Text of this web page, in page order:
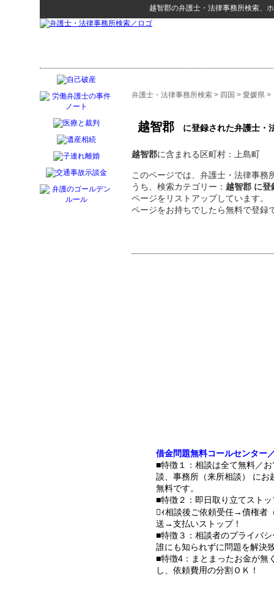
越智郡の弁護士・法律事務所検索、
弁護士・法律事務所検索 > 四国 > 愛媛県 >
越智郡 に登録された弁護士・
越智郡に含まれる区町村：上島町
このページでは、弁護士・法律事務
うち、検索カテゴリー： 越智郡 に登
ページをリストアップしています
ページをお持ちでしたら無料で登録
借金問題無料コールセンター
■特徴１：相談は全て無料／
談、事務所（来所相談） にお
無料です。
■特徴２：即日取り立てスト
ｨ相談後ご依頼受任→債権者
送→支払いストップ！
■特徴３：相談者のプライバ
誰にも知られずに問題を解決
■特徴4：まとまったお金が無
し、依頼費用の分割ＯＫ！